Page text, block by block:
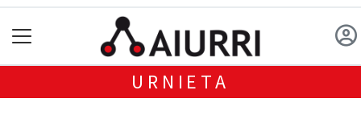
URNIETA